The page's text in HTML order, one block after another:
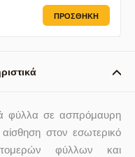
ΠΡΟΣΘΉΚΗ
φύλλα σε ασπρόμαυρη
στον εσωτερικό
φύλλων και